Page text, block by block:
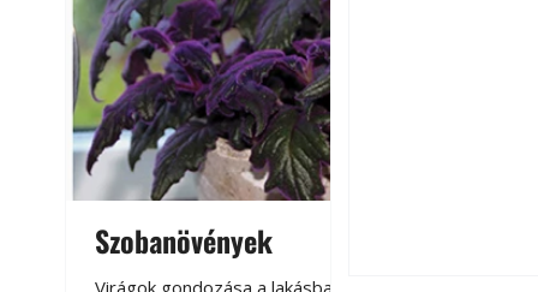
Szobanövények